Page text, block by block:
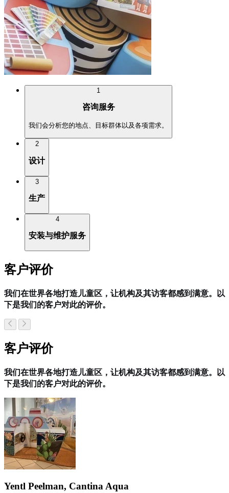
1
咨询服务
我们会分析您的地点、目标群体以及各项需求。
2
设计
3
生产
4
安装与维护服务
客户评价
我们在世界各地打造儿童区，让机构及其访客都感到满意。以
下是我们的客户对此的评价。
客户评价
我们在世界各地打造儿童区，让机构及其访客都感到满意。以
下是我们的客户对此的评价。
Yentl Peelman, Cantina Aqua